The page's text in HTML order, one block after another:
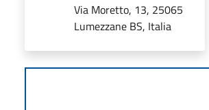
Via Moretto, 13, 25065
Lumezzane BS, Italia